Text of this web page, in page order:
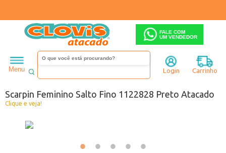
FALE COM
UM VENDEDOR
Menu Login Carrinho
Feminino Scarpin Salto médio
Scarpin Feminino Salto Fino 1122828 Preto Atacado
Clique e veja!